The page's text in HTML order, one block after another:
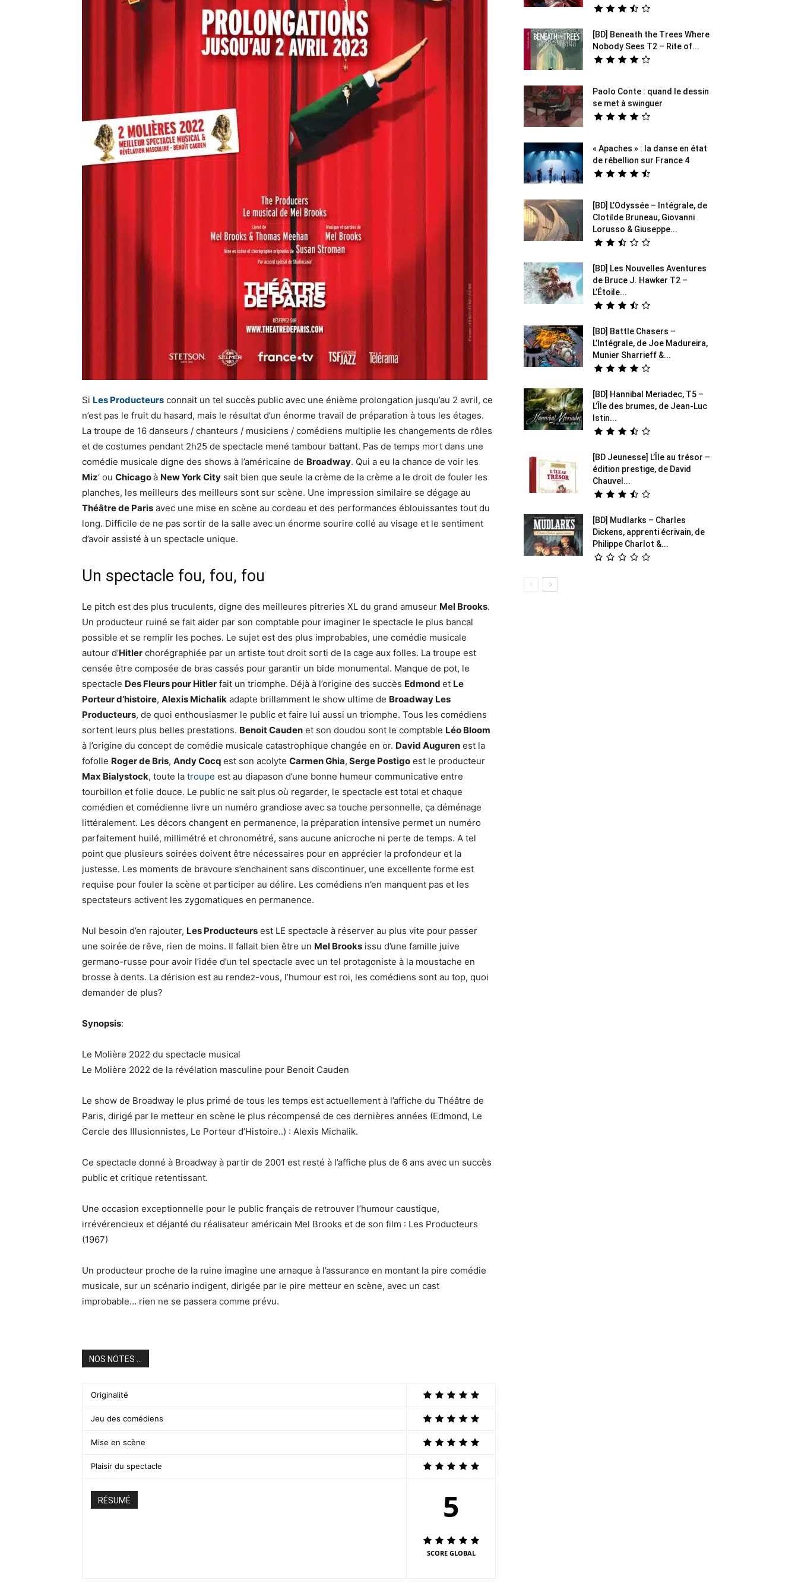
Si Les Producteurs connait un tel succès public avec une énième prolongation jusqu’au 2 avril, ce
n’est pas le fruit du hasard, mais le résultat d’un énorme travail de préparation à tous les étages.
La troupe de 16 danseurs / chanteurs / musiciens / comédiens multiplie les changements de rôles
et de costumes pendant 2h25 de spectacle mené tambour battant. Pas de temps mort dans une
comédie musicale digne des shows à l’américaine de Broadway. Qui a eu la chance de voir les
Miz‘ ou Chicagoà New York City sait bien que seule la crème de la crème a le droit de fouler les
planches, les meilleurs des meilleurs sont sur scène. Une impression similaire se dégage au
Théâtre de Paris avec une mise en scène au cordeau et des performances éblouissantes tout du
long. Difficile de ne pas sortir de la salle avec un énorme sourire collé au visage et le sentiment
d’avoir assisté à un spectacle unique.
Un spectacle fou, fou, fou
Le pitch est des plus truculents, digne des meilleures pitreries XL du grand amuseur Mel Brooks.
Un producteur ruiné se fait aider par son comptable pour imaginer le spectacle le plus bancal
possible et se remplir les poches. Le sujet est des plus improbables, une comédie musicale
autour d’Hitler chorégraphiée par un artiste tout droit sorti de la cage aux folles. La troupe est
censée être composée de bras cassés pour garantir un bide monumental. Manque de pot, le
spectacle Des Fleurs pour Hitler fait un triomphe. Déjà à l’origine des succès Edmond et Le
Porteur d’histoire, Alexis Michalik adapte brillamment le show ultime de Broadway Les
Producteurs, de quoi enthousiasmer le public et faire lui aussi un triomphe. Tous les comédiens
sortent leurs plus belles prestations. Benoit Cauden et son doudou sont le comptable Léo Bloom
à l’origine du concept de comédie musicale catastrophique changée en or. David Auguren est la
fofolle Roger de Bris, Andy Cocq est son acolyte Carmen Ghia, Serge Postigo est le producteur
Max Bialystock, toute la troupe est au diapason d’une bonne humeur communicative entre
tourbillon et folie douce. Le public ne sait plus où regarder, le spectacle est total et chaque
comédien et comédienne livre un numéro grandiose avec sa touche personnelle, ça déménage
littéralement. Les décors changent en permanence, la préparation intensive permet un numéro
parfaitement huilé, millimétré et chronométré, sans aucune anicroche ni perte de temps. A tel
point que plusieurs soirées doivent être nécessaires pour en apprécier la profondeur et la
justesse. Les moments de bravoure s’enchainent sans discontinuer, une excellente forme est
requise pour fouler la scène et participer au délire. Les comédiens n’en manquent pas et les
spectateurs activent les zygomatiques en permanence.
Nul besoin d’en rajouter, Les Producteurs est LE spectacle à réserver au plus vite pour passer
une soirée de rêve, rien de moins. Il fallait bien être un Mel Brooks issu d’une famille juive
germano-russe pour avoir l’idée d’un tel spectacle avec un tel protagoniste à la moustache en
brosse à dents. La dérision est au rendez-vous, l’humour est roi, les comédiens sont au top, quoi
demander de plus?
Synopsis:
Le Molière 2022 du spectacle musical
Le Molière 2022 de la révélation masculine pour Benoit Cauden
Le show de Broadway le plus primé de tous les temps est actuellement à l’affiche du Théâtre de
Paris, dirigé par le metteur en scène le plus récompensé de ces dernières années (Edmond, Le
Cercle des Illusionnistes, Le Porteur d’Histoire..) : Alexis Michalik.
Ce spectacle donné à Broadway à partir de 2001 est resté à l’affiche plus de 6 ans avec un succès
public et critique retentissant.
Une occasion exceptionnelle pour le public français de retrouver l’humour caustique,
irrévérencieux et déjanté du réalisateur américain Mel Brooks et de son film : Les Producteurs
(1967)
Un producteur proche de la ruine imagine une arnaque à l’assurance en montant la pire comédie
musicale, sur un scénario indigent, dirigée par le pire metteur en scène, avec un cast
improbable… rien ne se passera comme prévu.
NOS NOTES ...
Originalité
Jeu des comédiens
Mise en scène
Plaisir du spectacle
RÉSUMÉ 5
SCORE GLOBAL
[BD] Beneath the Trees Where
Nobody Sees T2 – Rite of...
Paolo Conte : quand le dessin
se met à swinguer
« Apaches » : la danse en état
de rébellion sur France 4
[BD] L’Odyssée – Intégrale, de
Clotilde Bruneau, Giovanni
Lorusso & Giuseppe...
[BD] Les Nouvelles Aventures
de Bruce J. Hawker T2 –
L’Étoile...
[BD] Battle Chasers –
L’Intégrale, de Joe Madureira,
Munier Sharrieff &...
[BD] Hannibal Meriadec, T5 –
L’Île des brumes, de Jean-Luc
Istin...
[BD Jeunesse] L’Île au trésor –
édition prestige, de David
Chauvel...
[BD] Mudlarks – Charles
Dickens, apprenti écrivain, de
Philippe Charlot &...